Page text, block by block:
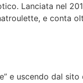
Lanciata nel
e conta
e uscendo dal